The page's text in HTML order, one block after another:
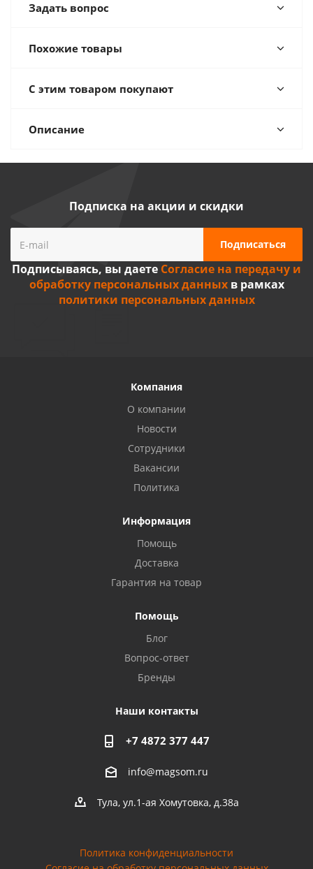
Задать вопрос
Похожие товары
С этим товаром покупают
Описание
Подписка на акции и скидки
Подписываясь, вы даете Согласие на передачу и
обработку персональных данныхв рамках
политики персональных данных
Компания
О компании
Новости
Сотрудники
Вакансии
Политика
Информация
Помощь
Доставка
Гарантия на товар
Помощь
Блог
Вопрос-ответ
Бренды
Наши контакты
+7 4872 377 447
info@magsom.ru
Тула, ул.1-ая Хомутовка, д.38а
Политика конфиденциальности